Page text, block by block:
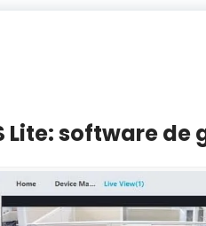
Lite: software